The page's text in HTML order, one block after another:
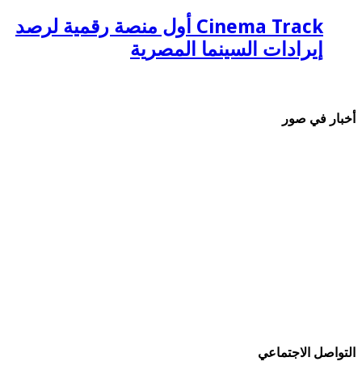
Cinema Track أول منصة رقمية لرصد
إيرادات السينما المصرية
أخبار في صور
التواصل الاجتماعي